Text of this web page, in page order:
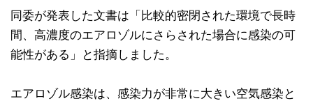
同委が発表した文書は「比較的密閉された環境で長時
間、高濃度のエアロゾルにさらされた場合に感染の可
能性がある」と指摘しました。
エアロゾル感染は、感染力が非常に大きい空気感染と